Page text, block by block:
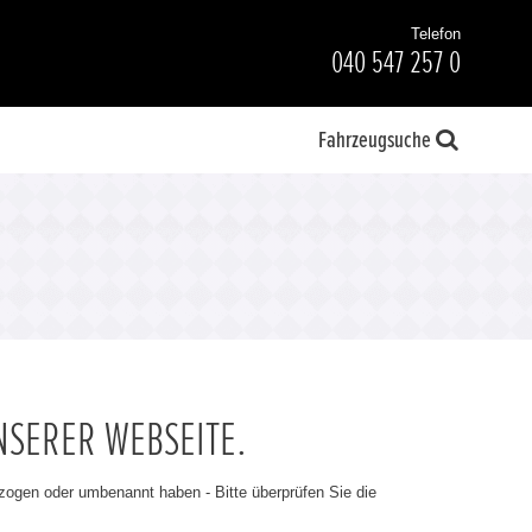
Telefon
040 547 257 0
Fahrzeugsuche
WEBSEITE.
oder umbenannt haben - Bitte überprüfen Sie die